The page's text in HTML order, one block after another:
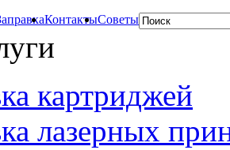
КонтактыСоветы
картриджей
лазерных